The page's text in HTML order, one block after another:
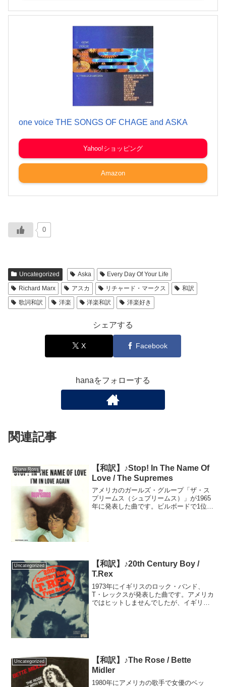
one voice THE SONGS OF CHAGE and ASKA
Yahoo!ショッピング
Amazon
0
Uncategorized Aska
Every Day Of Your Life
Richard Marx
アスカ リチャード・マークス
和訳
歌詞和訳
洋楽 洋楽和訳 洋楽好き
シェアする
X Facebook
hanaをフォローする
関連記事
Diana Ross
【和訳】♪Stop! In The Name Of
Love / The Supremes
アメリカのガールズ・グループ「ザ・ス
プリームス（シュプリームス）」が1965
年に発表した曲です。ビルボードで1位を
Uncategorized
【和訳】♪20th Century Boy /
T.Rex
1973年にイギリスのロック・バンド、
T・レックスが発表した曲です。アメリカ
ではヒットしませんでしたが、イギリス
Uncategorized
【和訳】♪The Rose / Bette
Midler
1980年にアメリカの歌手で女優のベッ